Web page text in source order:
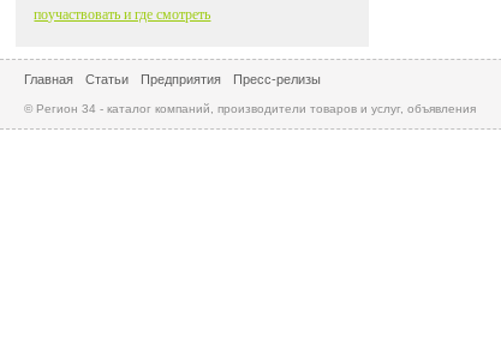
поучаствовать и где смотреть
Главная Статьи Предприятия Пресс-релизы
© Регион 34 - каталог компаний, производители товаров и услуг, объявления